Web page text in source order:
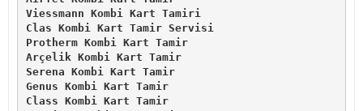
Viessmann Kombi Kart Tamiri
Clas Kombi Kart Tamir Servisi
Protherm Kombi Kart Tamir
Arçelik Kombi Kart Tamir
Serena Kombi Kart Tamir
Genus Kombi Kart Tamir
Class Kombi Kart Tamir